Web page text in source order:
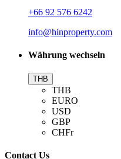
+66 92 576 6242
info@hinproperty.com
Währung wechseln
THB
THB
EURO
USD
GBP
CHFr
Contact Us